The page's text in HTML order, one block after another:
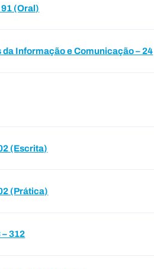
(Oral)
Informação e Comunicação – 24
(Escrita)
(Prática)
312